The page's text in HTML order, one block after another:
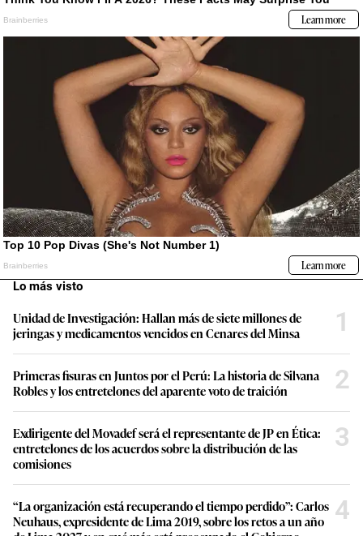
Lo más visto
Unidad de Investigación: Hallan más de siete millones de
jeringas y medicamentos vencidos en Cenares del Minsa
1
Primeras fisuras en Juntos por el Perú: La historia de Silvana
Robles y los entretelones del aparente voto de traición
2
Exdirigente del Movadef será el representante de JP en Ética:
entretelones de los acuerdos sobre la distribución de las
comisiones
3
“La organización está recuperando el tiempo perdido”: Carlos
Neuhaus, expresidente de Lima 2019, sobre los retos a un año
4